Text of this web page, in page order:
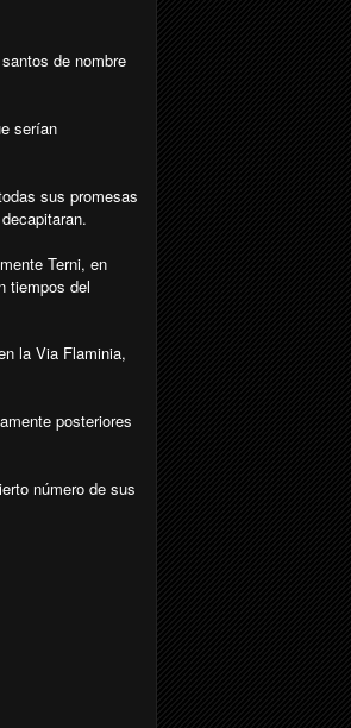
de nombre
serían
sus promesas
Terni, en
tiempos del
la Via Flaminia,
posteriores
número de sus